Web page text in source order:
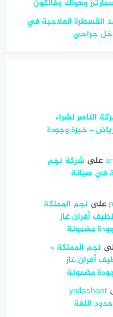
القسطرة العلاجية في
جراحي
الناصر لشراء
– خبرة وجودة
على شركة نجم
في صيانة
على نجم المملكة
أفران غاز
مضمونة
نجم المملكة –
أفران غاز
مضمونة
yallashoot